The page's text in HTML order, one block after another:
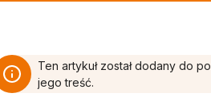
Ten artykuł został dodany do
jego treść.